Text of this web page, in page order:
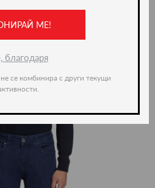
МЕ!
благодаря
се комбинира с други текущи